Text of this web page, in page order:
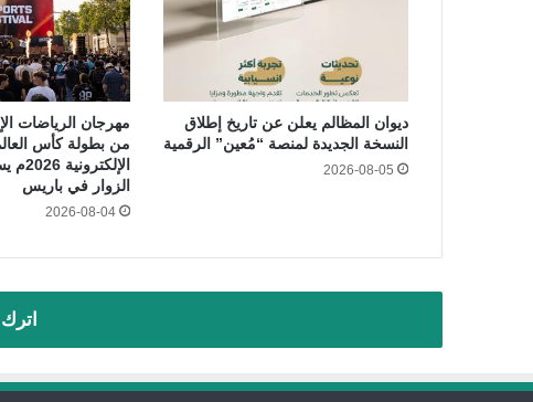
ديوان المظالم يعلن عن تاريخ إطلاق
النسخة الجديدة لمنصة “مُعين” الرقمية
2026-08-05
مهرجان الرياضات
من بطولة كأس
الزوار في باريس
2026-08-04